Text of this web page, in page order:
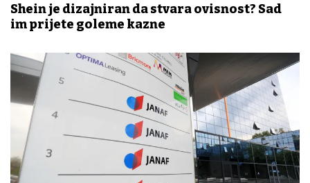
Shein je dizajniran da stvara ovisnost? Sad
im prijete goleme kazne